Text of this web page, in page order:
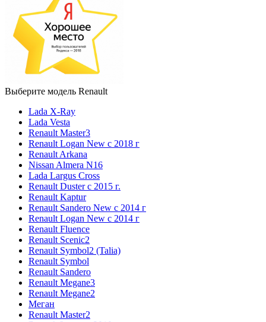
Выберите модель Renault
Lada X-Ray
Lada Vesta
Renault Master3
Renault Logan New с 2018 г
Renault Arkana
Nissan Almera N16
Lada Largus Cross
Renault Duster с 2015 г.
Renault Kaptur
Renault Sandero New с 2014 г
Renault Logan New с 2014 г
Renault Fluence
Renault Scenic2
Renault Symbol2 (Talia)
Renault Symbol
Renault Sandero
Renault Megane3
Renault Megane2
Меган
Renault Master2